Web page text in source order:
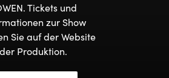
Tickets und
zur Show
Sie auf der Website
der Produktion.